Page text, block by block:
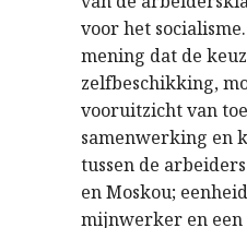
voor het
mening dat de
zelfbeschikking,
vooruitzicht van
samenwerking en
tussen de
en Moskou;
mijnwerker en